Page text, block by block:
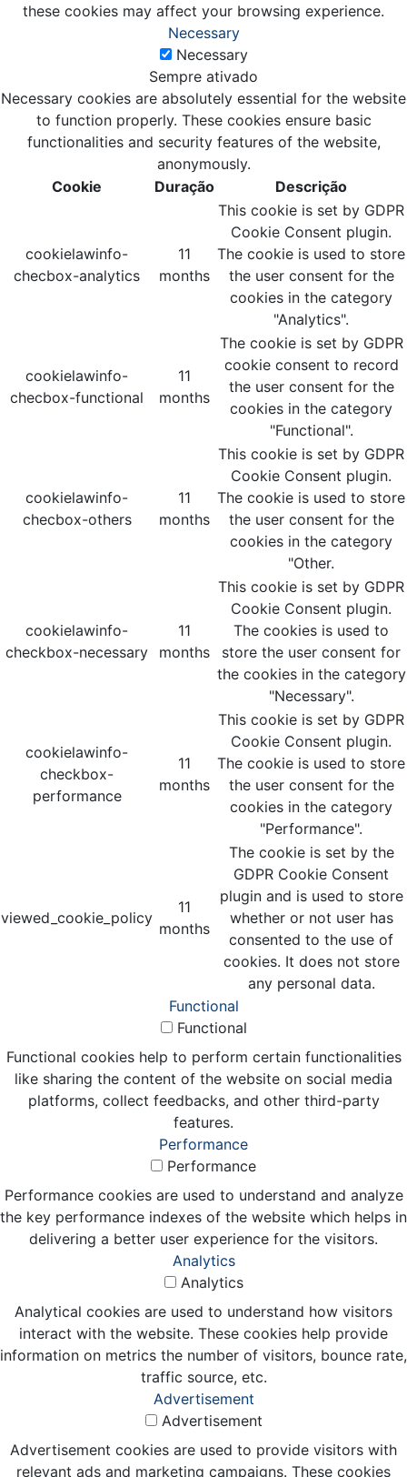
these cookies may affect your browsing experience.
Necessary
Necessary
Sempre ativado
Necessary cookies are absolutely essential for the website
to function properly. These cookies ensure basic
functionalities and security features of the website,
anonymously.
Cookie
Duração Descrição
cookielawinfo-
checbox-analytics
11
months
This cookie is set by GDPR
Cookie Consent plugin.
The cookie is used to store
the user consent for the
cookies in the category
"Analytics".
cookielawinfo-
checbox-functional
11
months
The cookie is set by GDPR
cookie consent to record
the user consent for the
cookies in the category
"Functional".
cookielawinfo-
checbox-others
11
months
This cookie is set by GDPR
Cookie Consent plugin.
The cookie is used to store
the user consent for the
cookies in the category
"Other.
cookielawinfo-
checkbox-necessary
11
months
This cookie is set by GDPR
Cookie Consent plugin.
The cookies is used to
store the user consent for
the cookies in the category
"Necessary".
cookielawinfo-
checkbox-
performance
11
months
This cookie is set by GDPR
Cookie Consent plugin.
The cookie is used to store
the user consent for the
cookies in the category
"Performance".
viewed_cookie_policy
11
months
The cookie is set by the
GDPR Cookie Consent
plugin and is used to store
whether or not user has
consented to the use of
cookies. It does not store
any personal data.
Functional
Functional
Functional cookies help to perform certain functionalities
like sharing the content of the website on social media
platforms, collect feedbacks, and other third-party
features.
Performance
Performance
Performance cookies are used to understand and analyze
the key performance indexes of the website which helps in
delivering a better user experience for the visitors.
Analytics
Analytics
Analytical cookies are used to understand how visitors
interact with the website. These cookies help provide
information on metrics the number of visitors, bounce rate,
traffic source, etc.
Advertisement
Advertisement
Advertisement cookies are used to provide visitors with
relevant ads and marketing campaigns. These cookies